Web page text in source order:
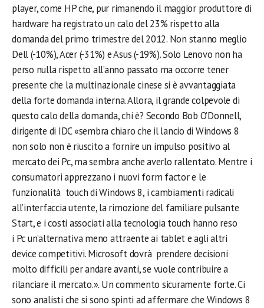
player, come HP che, pur rimanendo il maggior produttore di
hardware ha registrato un calo del 23% rispetto alla
domanda del primo trimestre del 2012. Non stanno meglio
Dell (-10%), Acer (-31%) e Asus (-19%). Solo Lenovo non ha
perso nulla rispetto all’anno passato ma occorre tener
presente che la multinazionale cinese si è avvantaggiata
della forte domanda interna. Allora, il grande colpevole di
questo calo della domanda, chi è? Secondo Bob O’Donnell,
dirigente di IDC «sembra chiaro che il lancio di Windows 8
non solo non è riuscito a fornire un impulso positivo al
mercato dei Pc, ma sembra anche averlo rallentato. Mentre i
consumatori apprezzano i nuovi form factor e le
funzionalità touch di Windows 8, i cambiamenti radicali
all’interfaccia utente, la rimozione del familiare pulsante
Start, e i costi associati alla tecnologia touch hanno reso
i Pc un’alternativa meno attraente ai tablet e agli altri
device competitivi. Microsoft dovrà prendere decisioni
molto difficili per andare avanti, se vuole contribuire a
rilanciare il mercato.». Un commento sicuramente forte. Ci
sono analisti che si sono spinti ad affermare che Windows 8